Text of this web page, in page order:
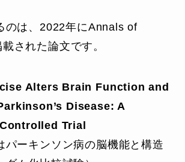
のは、2022年にAnnals of
された論文です。
Alters Brain Function and
Disease: A
Trial
パーキンソン病の脳機能と構造